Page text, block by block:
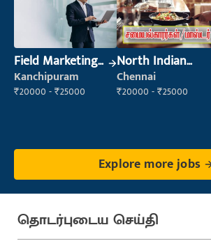
Field Marketing
Executive
Kanchipuram
₹20000 - ₹25000
North Indian
Cook
Chennai
₹20000 - ₹25000
Explore more jobs
தொடர்புடைய செய்தி